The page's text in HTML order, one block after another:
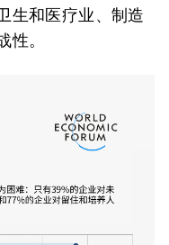
生和医疗业、制造
性。